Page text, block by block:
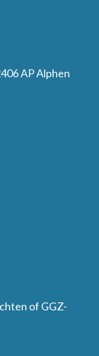
AP Alphen
of GGZ-